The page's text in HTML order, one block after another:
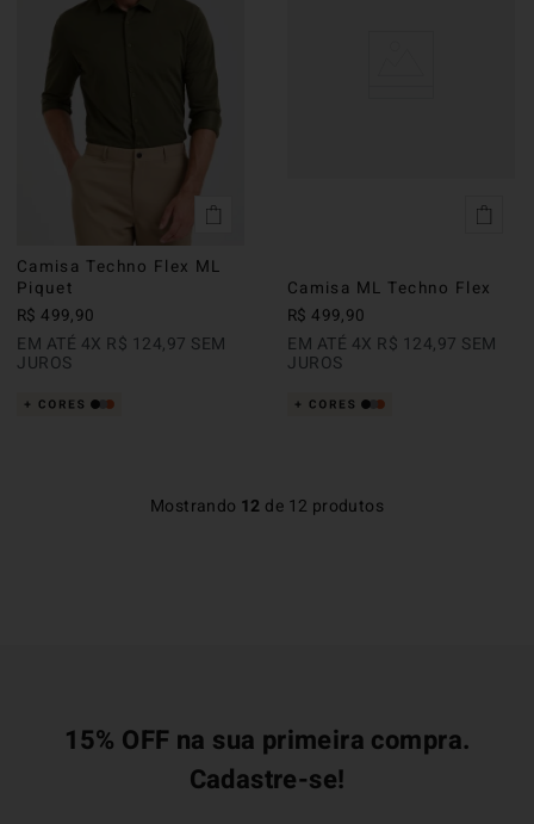
Camisa Techno Flex ML
Piquet
R$ 499,90
EM ATÉ 4X R$ 124,97 SEM
JUROS
Camisa ML Techno Flex
R$ 499,90
EM ATÉ 4X R$ 124,97 SEM
JUROS
Mostrando 12 de 12 produtos
15% OFF na sua primeira compra.
Cadastre-se!